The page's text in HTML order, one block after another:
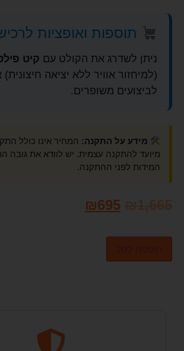
תוספות ואופציות
ניתן לשדרג את הקולט עם קיט
(למיחזור אוויר ללא יציאה חיצונית)
לביצועים משופרים.
מידע על התקנה: המחיר אינו כולל
מיועד להתקנה עצמית. יש לוודא את גובה
המידות לפני ההתקנה.
₪695